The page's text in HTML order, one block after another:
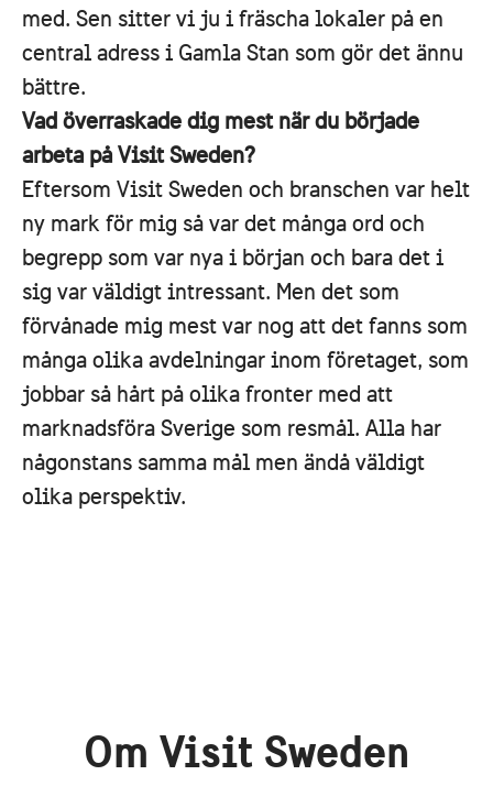
med. Sen sitter vi ju i fräscha lokaler på en
central adress i Gamla Stan som gör det ännu
bättre.
Vad överraskade dig mest när du började
arbeta på Visit Sweden?
Eftersom Visit Sweden och branschen var helt
ny mark för mig så var det många ord och
begrepp som var nya i början och bara det i
sig var väldigt intressant. Men det som
förvånade mig mest var nog att det fanns som
många olika avdelningar inom företaget, som
jobbar så hårt på olika fronter med att
marknadsföra Sverige som resmål. Alla har
någonstans samma mål men ändå väldigt
olika perspektiv.
Om Visit Sweden